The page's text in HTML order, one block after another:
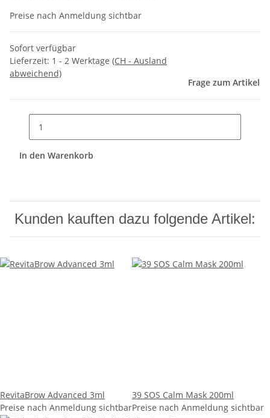
Preise nach Anmeldung sichtbar
Sofort verfügbar
Lieferzeit: 1 - 2 Werktage (CH - Ausland
abweichend)
Frage zum Artikel
In den Warenkorb
Kunden kauften dazu folgende Artikel:
RevitaBrow Advanced 3ml
Preise nach Anmeldung sichtbar
39 SOS Calm Mask 200ml
Preise nach Anmeldung sichtbar